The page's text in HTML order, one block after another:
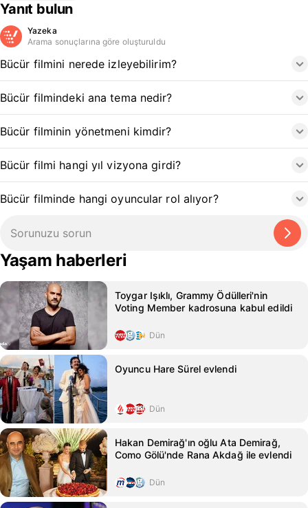
Yanıt bulun
Yazeka
Arama sonuçlarına göre oluşturuldu
Bücür filmini nerede izleyebilirim?
Bücür filmindeki ana tema nedir?
Bücür filminin yönetmeni kimdir?
Bücür filmi hangi yıl vizyona girdi?
Bücür filminde hangi oyuncular rol alıyor?
Yaşam haberleri
Toygar Işıklı, Grammy Ödülleri'nin
Voting Member kadrosuna kabul edildi
Dün
Oyuncu Hare Sürel evlendi
Dün
Hakan Demirağ'ın oğlu Ata Demirağ,
Como Gölü'nde Rana Akdağ ile evlendi
Dün